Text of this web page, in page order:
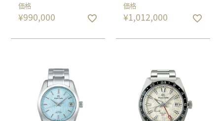
価格
¥990,000
価格
¥1,012,000